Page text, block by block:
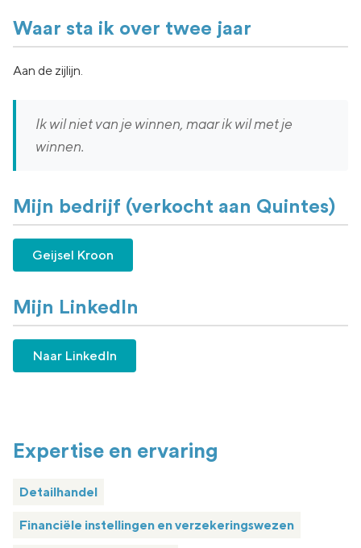
Waar sta ik over twee jaar
Aan de zijlijn.
Ik wil niet van je winnen, maar ik wil met je
winnen.
Mijn bedrijf (verkocht aan Quintes)
Geijsel Kroon
Mijn LinkedIn
Naar LinkedIn
Expertise en ervaring
Detailhandel
Financiële instellingen en verzekeringswezen